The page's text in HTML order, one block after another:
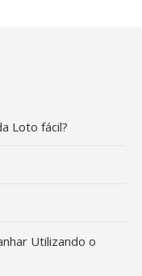
Loto fácil?
Utilizando o